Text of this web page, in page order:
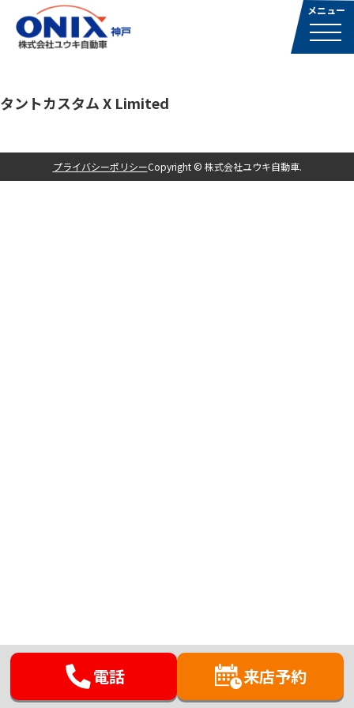
タントカスタム X Limited
プライバシーポリシーCopyright © 株式会社ユウキ自動車.
電話 来店予約